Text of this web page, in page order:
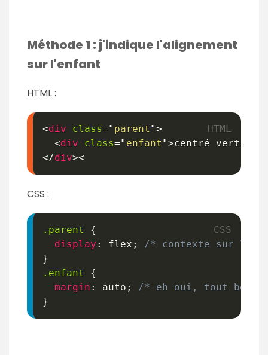
Méthode 1 : j'indique l'alignement
sur l'enfant
HTML :
<div class=" parent ">
<div class=" enfant ">centré
</div><
CSS :
.parent
{
display : flex ;
/* contexte sur le
}
.enfant
{
margin : auto ;
/* eh oui, tout
}